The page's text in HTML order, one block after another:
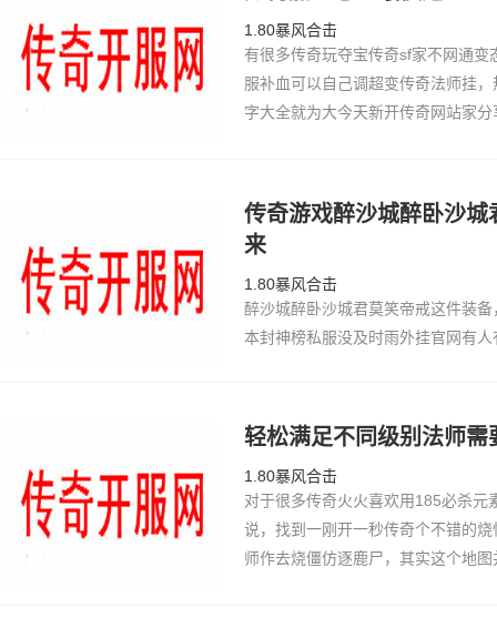
1.80暴风合击
有很多传奇玩夺宝传奇sf家不网通
服补血可以自己调超变传奇法师挂
字大全就为大今天新开传奇网站家
传奇游戏醉沙城醉卧沙
来
1.80暴风合击
醉沙城醉卧沙城君莫笑帝戒这件装
本封神榜私服没及时雨外挂官网有
嘿，所以不…
轻松满足不同级别法师需
1.80暴风合击
对于很多传奇火火喜欢用185必杀元
说，找到一刚开一秒传奇个不错的
师作去烧僵仿逐鹿尸，其实这个地